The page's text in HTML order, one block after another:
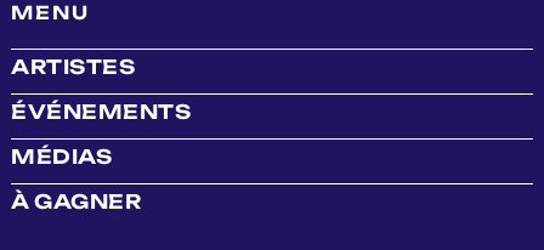
MENU
ARTISTES
ÉVÉNEMENTS
MÉDIAS
À GAGNER